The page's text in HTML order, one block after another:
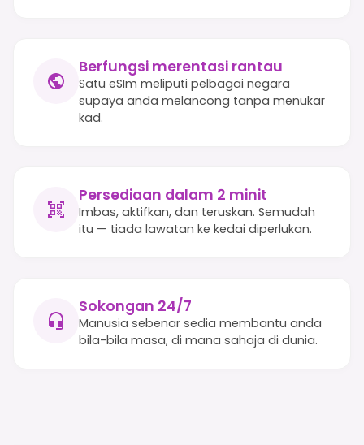
Berfungsi merentasi rantau
Satu eSIm meliputi pelbagai negara
supaya anda melancong tanpa menukar
kad.
Persediaan dalam 2 minit
Imbas, aktifkan, dan teruskan. Semudah
itu — tiada lawatan ke kedai diperlukan.
Sokongan 24/7
Manusia sebenar sedia membantu anda
bila-bila masa, di mana sahaja di dunia.